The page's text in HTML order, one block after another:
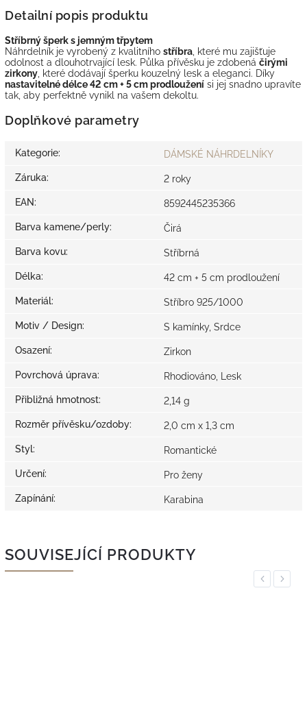
Detailní popis produktu
Stříbrný šperk s jemným třpytem
Náhrdelník je vyrobený z kvalitního stříbra, které mu zajišťuje
odolnost a dlouhotrvající lesk. Půlka přívěsku je zdobená čirými
zirkony, které dodávají šperku kouzelný lesk a eleganci. Díky
nastavitelné délce 42 cm + 5 cm prodloužení si jej snadno upravíte
tak, aby perfektně vynikl na vašem dekoltu.
Doplňkové parametry
Kategorie: DÁMSKÉ NÁHRDELNÍKY
Záruka: 2 roky
EAN: 8592445235366
Barva kamene/perly: Čirá
Barva kovu: Stříbrná
Délka: 42 cm + 5 cm prodloužení
Materiál: Stříbro 925/1000
Motiv / Design: S kamínky, Srdce
Osazení: Zirkon
Povrchová úprava: Rhodiováno, Lesk
Přibližná hmotnost: 2,14 g
Rozměr přívěsku/ozdoby: 2,0 cm x 1,3 cm
Styl: Romantické
Určení: Pro ženy
Zapínání: Karabina
SOUVISEJÍCÍ PRODUKTY
Previous
Next